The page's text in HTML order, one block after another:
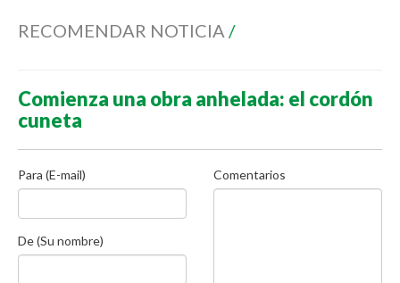
RECOMENDAR NOTICIA /
Comienza una obra anhelada: el cordón
cuneta
Para (E-mail)
De (Su nombre)
Comentarios